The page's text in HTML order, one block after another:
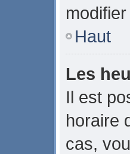
Haut
Les
Il est
horaire
cas,